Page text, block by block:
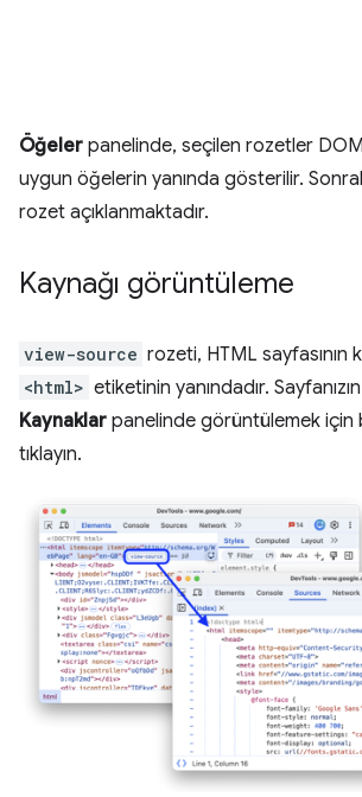
Öğeler panelinde, seçilen rozetler
uygun öğelerin yanında gösterilir.
rozet açıklanmaktadır.
Kaynağı görüntüleme
view-source rozeti, HTML sayfasının
<html> etiketinin yanındadır.
Kaynaklar panelinde görüntülemek için
tıklayın.